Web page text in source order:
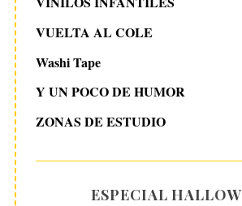
VUELTA AL COLE
Washi Tape
Y UN POCO DE HUMOR
ZONAS DE ESTUDIO
ESPECIAL